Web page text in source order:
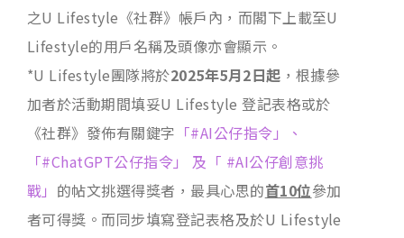
之U Lifestyle《社群》帳戶內，而閣下上載至U
Lifestyle的用戶名稱及頭像亦會顯示。
*U Lifestyle團隊將於2025年5月2日起 ，根據參
加者於活動期間填妥U Lifestyle 登記表格或於
《社群》發佈有關鍵字 「#AI公仔指令」、
「#ChatGPT公仔指令」 及「 #AI公仔創意挑
戰」 的帖文挑選得獎者，最具心思的首10位參加
者可得獎。而同步填寫登記表格及於U Lifestyle